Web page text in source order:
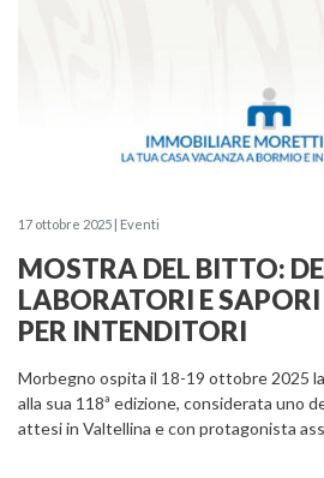
17 ottobre 2025 | Eventi
MOSTRA DEL BITTO:
LABORATORI E
PER INTENDITORI
Morbegno ospita il 18-19 ottobre 2025
alla sua 118ª edizione, considerata uno
attesi in Valtellina e con protagonista